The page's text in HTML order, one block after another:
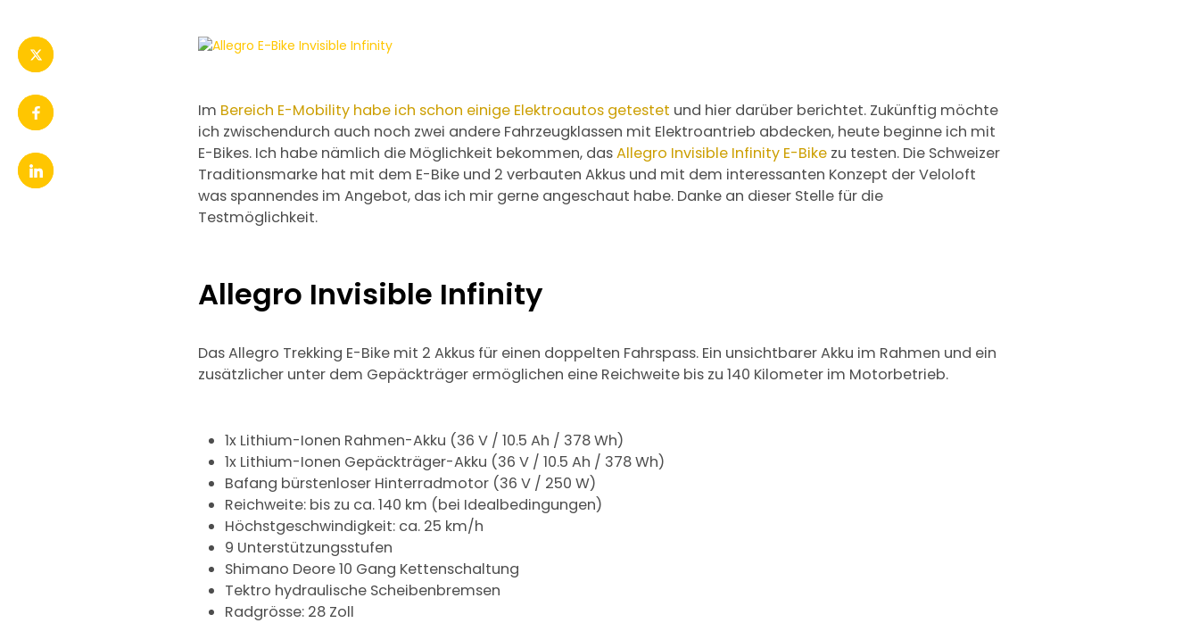
Im Bereich E-Mobility habe ich schon einige Elektroautos getestet und hier darüber berichtet. Zukünftig möchte
ich zwischendurch auch noch zwei andere Fahrzeugklassen mit Elektroantrieb abdecken, heute beginne ich mit
E-Bikes. Ich habe nämlich die Möglichkeit bekommen, dasAllegro Invisible Infinity E-Bike zu testen. Die Schweizer
Traditionsmarke hat mit dem E-Bike und 2 verbauten Akkus und mit dem interessanten Konzept der Veloloft
was spannendes im Angebot, das ich mir gerne angeschaut habe. Danke an dieser Stelle für die
Testmöglichkeit.
Allegro Invisible Infinity
Das Allegro Trekking E-Bike mit 2 Akkus für einen doppelten Fahrspass. Ein unsichtbarer Akku im Rahmen und ein
zusätzlicher unter dem Gepäckträger ermöglichen eine Reichweite bis zu 140 Kilometer im Motorbetrieb.
1x Lithium-Ionen Rahmen-Akku (36 V / 10.5 Ah / 378 Wh)
1x Lithium-Ionen Gepäckträger-Akku (36 V / 10.5 Ah / 378 Wh)
Bafang bürstenloser Hinterradmotor (36 V / 250 W)
Reichweite: bis zu ca. 140 km (bei Idealbedingungen)
Höchstgeschwindigkeit: ca. 25 km/h
9 Unterstützungsstufen
Shimano Deore 10 Gang Kettenschaltung
Tektro hydraulische Scheibenbremsen
Radgrösse: 28 Zoll